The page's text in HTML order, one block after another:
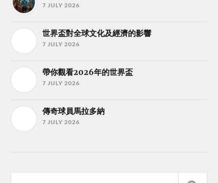
7 JULY 2026
世界盃對全球文化及經濟的影響
7 JULY 2026
帶你觀看2026年的世界盃
7 JULY 2026
傳奇球員馬拉多納
7 JULY 2026